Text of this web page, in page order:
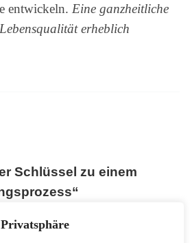
entwickeln. Eine ganzheitliche
erheblich
Schlüssel zu einem